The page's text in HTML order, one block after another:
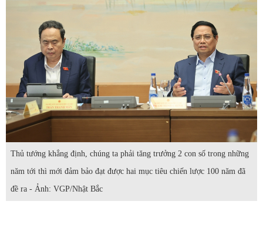
Thủ tướng khẳng định, chúng ta phải tăng trưởng 2 con số trong những
năm tới thì mới đảm bảo đạt được hai mục tiêu chiến lược 100 năm đã
đề ra - Ảnh: VGP/Nhật Bắc